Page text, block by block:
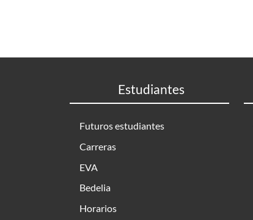
Estudiantes
Futuros estudiantes
Carreras
EVA
Bedelia
Horarios